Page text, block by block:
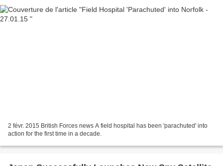
2 févr. 2015 British Forces news A field hospital has been 'parachuted' into
action for the first time in a decade.